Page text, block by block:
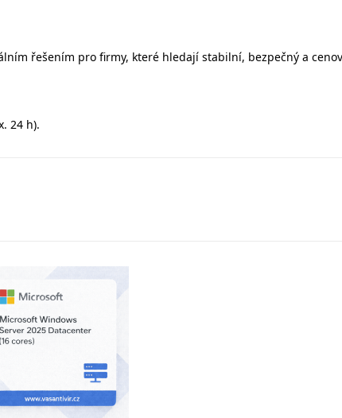
řešením pro firmy, které hledají stabilní, bezpečný a
24 h).